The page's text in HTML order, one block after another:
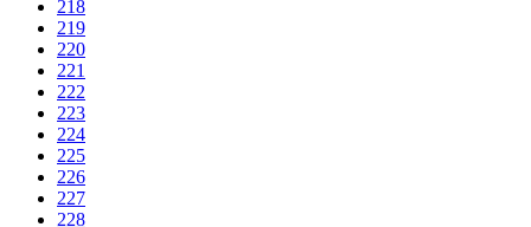
218
219
220
221
222
223
224
225
226
227
228